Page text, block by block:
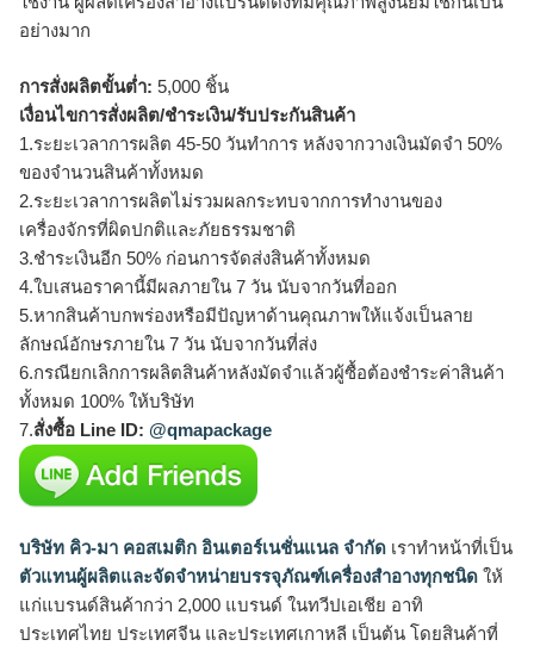
อย่างมาก
การสั่งผลิตขั้นต่ำ: 5,000 ชิ้น
เงื่อนไขการสั่งผลิต/ชำระเงิน/รับประกันสินค้า
1.ระยะเวลาการผลิต 45-50 วันทำการ หลังจากวางเงินมัดจำ 50%
ของจำนวนสินค้าทั้งหมด
2.ระยะเวลาการผลิตไม่รวมผลกระทบจากการทำงานของ
เครื่องจักรที่ผิดปกติและภัยธรรมชาติ
3.ชำระเงินอีก 50% ก่อนการจัดส่งสินค้าทั้งหมด
4.ใบเสนอราคานี้มีผลภายใน 7 วัน นับจากวันที่ออก
5.หากสินค้าบกพร่องหรือมีปัญหาด้านคุณภาพให้แจ้งเป็นลาย
ลักษณ์อักษรภายใน 7 วัน นับจากวันที่ส่ง
6.กรณียกเลิกการผลิตสินค้าหลังมัดจำแล้วผู้ซื้อต้องชำระค่าสินค้า
ทั้งหมด 100% ให้บริษัท
7.สั่งซื้อ Line ID: @qmapackage
บริษัท คิว-มา คอสเมติก อินเตอร์เนชั่นแนล จำกัด เราทำหน้าที่เป็น
ตัวแทนผู้ผลิตและจัดจำหน่ายบรรจุภัณฑ์เครื่องสำอางทุกชนิด ให้
แก่แบรนด์สินค้ากว่า 2,000 แบรนด์ ในทวีปเอเชีย อาทิ
ประเทศไทย ประเทศจีน และประเทศเกาหลี เป็นต้น โดยสินค้าที่